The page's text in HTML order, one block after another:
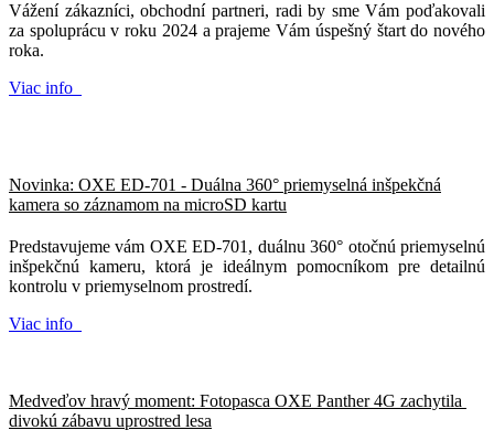
Vážení zákazníci, obchodní partneri, radi by sme Vám poďakovali
za spoluprácu v roku 2024 a prajeme Vám úspešný štart do nového
roka.
Viac info
Novinka: OXE ED-701 - Duálna 360° priemyselná inšpekčná
kamera so záznamom na microSD kartu
Predstavujeme vám OXE ED-701, duálnu 360° otočnú priemyselnú
inšpekčnú kameru, ktorá je ideálnym pomocníkom pre detailnú
kontrolu v priemyselnom prostredí.
Viac info
Medveďov hravý moment: Fotopasca OXE Panther 4G zachytila ​​
divokú zábavu uprostred lesa